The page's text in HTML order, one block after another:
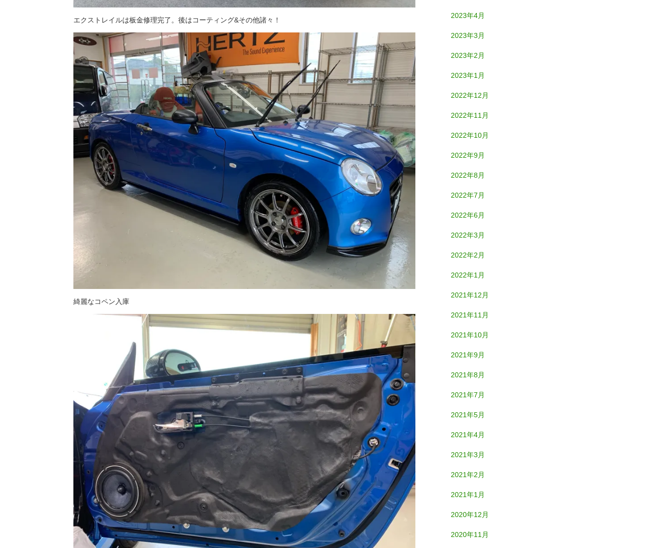
エクストレイルは板金修理完了。後はコーティング&その他諸々！
綺麗なコペン入庫
2023年4月
2023年3月
2023年2月
2023年1月
2022年12月
2022年11月
2022年10月
2022年9月
2022年8月
2022年7月
2022年6月
2022年3月
2022年2月
2022年1月
2021年12月
2021年11月
2021年10月
2021年9月
2021年8月
2021年7月
2021年5月
2021年4月
2021年3月
2021年2月
2021年1月
2020年12月
2020年11月